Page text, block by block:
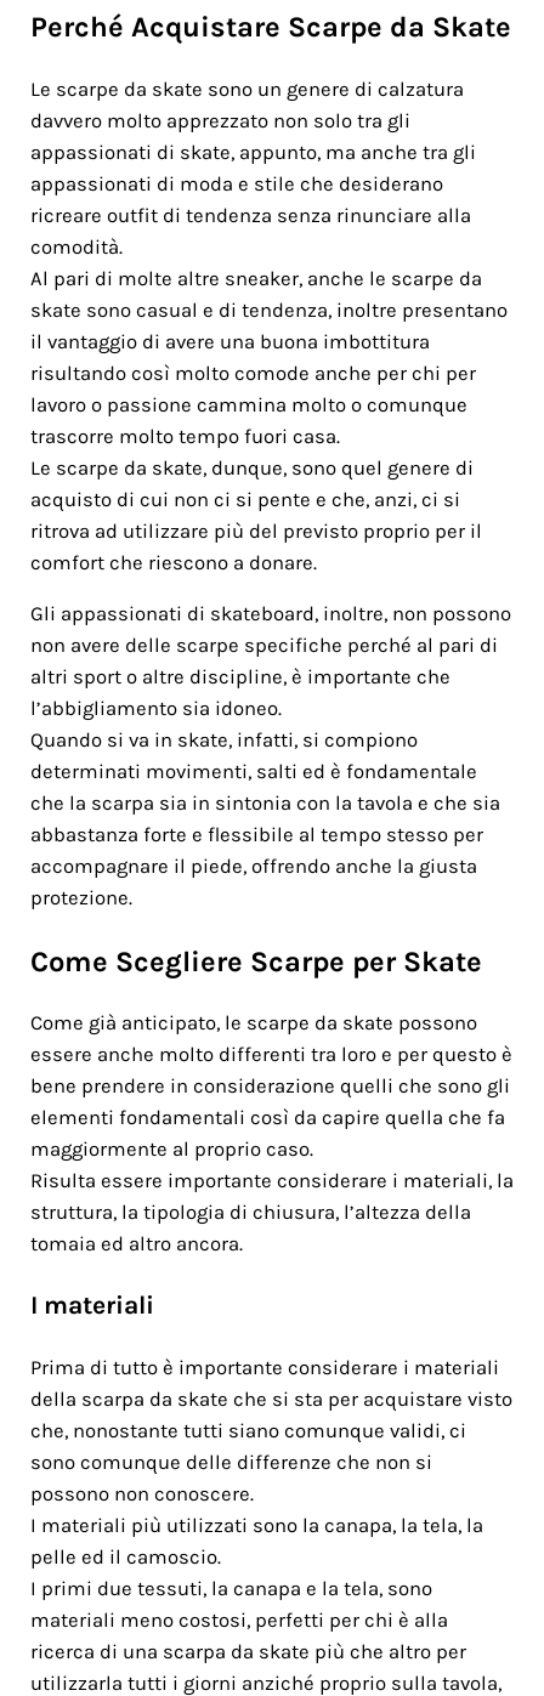
Perché Acquistare Scarpe da Skate
Le scarpe da skate sono un genere di calzatura
davvero molto apprezzato non solo tra gli
appassionati di skate, appunto, ma anche tra gli
appassionati di moda e stile che desiderano
ricreare outfit di tendenza senza rinunciare alla
comodità.
Al pari di molte altre sneaker, anche le scarpe da
skate sono casual e di tendenza, inoltre presentano
il vantaggio di avere una buona imbottitura
risultando così molto comode anche per chi per
lavoro o passione cammina molto o comunque
trascorre molto tempo fuori casa.
Le scarpe da skate, dunque, sono quel genere di
acquisto di cui non ci si pente e che, anzi, ci si
ritrova ad utilizzare più del previsto proprio per il
comfort che riescono a donare.
Gli appassionati di skateboard, inoltre, non possono
non avere delle scarpe specifiche perché al pari di
altri sport o altre discipline, è importante che
l’abbigliamento sia idoneo.
Quando si va in skate, infatti, si compiono
determinati movimenti, salti ed è fondamentale
che la scarpa sia in sintonia con la tavola e che sia
abbastanza forte e flessibile al tempo stesso per
accompagnare il piede, offrendo anche la giusta
protezione.
Come Scegliere Scarpe per Skate
Come già anticipato, le scarpe da skate possono
essere anche molto differenti tra loro e per questo è
bene prendere in considerazione quelli che sono gli
elementi fondamentali così da capire quella che fa
maggiormente al proprio caso.
Risulta essere importante considerare i materiali, la
struttura, la tipologia di chiusura, l’altezza della
tomaia ed altro ancora.
I materiali
Prima di tutto è importante considerare i materiali
della scarpa da skate che si sta per acquistare visto
che, nonostante tutti siano comunque validi, ci
sono comunque delle differenze che non si
possono non conoscere.
I materiali più utilizzati sono la canapa, la tela, la
pelle ed il camoscio.
I primi due tessuti, la canapa e la tela, sono
materiali meno costosi, perfetti per chi è alla
ricerca di una scarpa da skate più che altro per
utilizzarla tutti i giorni anziché proprio sulla tavola,